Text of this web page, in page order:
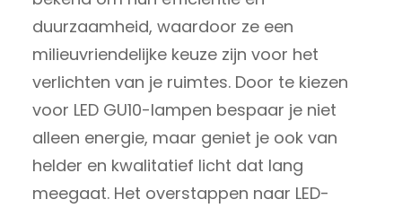
duurzaamheid, waardoor ze een
milieuvriendelijke keuze zijn voor het
verlichten van je ruimtes. Door te kiezen
voor LED GU10-lampen bespaar je niet
alleen energie, maar geniet je ook van
helder en kwalitatief licht dat lang
meegaat. Het overstappen naar LED-